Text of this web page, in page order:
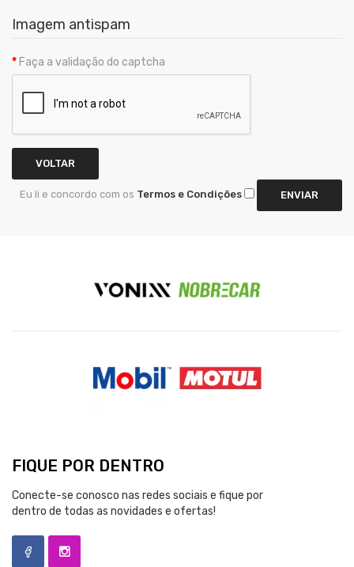
Imagem antispam
Faça a validação do captcha
VOLTAR
Eu li e concordo com os Termos e Condições
FIQUE POR DENTRO
Conecte-se conosco nas redes sociais e fique por
dentro de todas as novidades e ofertas!